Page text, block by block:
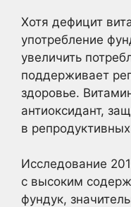
Хотя дефицит
употребление
увеличить
поддерживает
здоровье.
антиоксидант,
в
Исследование
с высоким
фундук,